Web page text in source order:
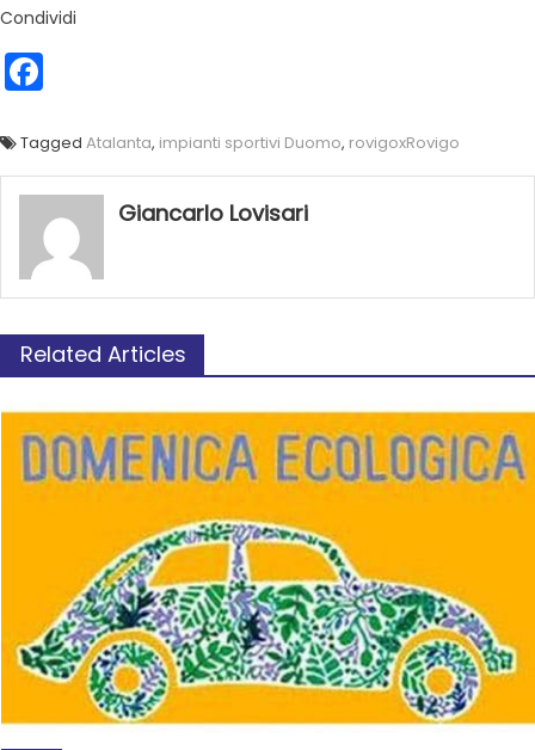
Condividi
Tagged Atalanta, impianti sportivi Duomo, rovigoxRovigo
Giancarlo Lovisari
Related Articles